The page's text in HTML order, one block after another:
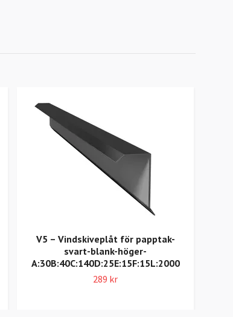
V5 – Vindskiveplåt för papptak-
svart-blank-höger-
A:30B:40C:140D:25E:15F:15L:2000
289 kr